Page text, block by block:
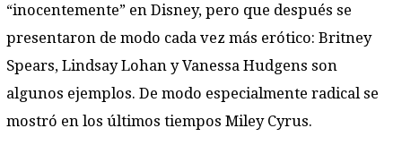
“inocentemente” en Disney, pero que después se
presentaron de modo cada vez más erótico: Britney
Spears, Lindsay Lohan y Vanessa Hudgens son
algunos ejemplos. De modo especialmente radical se
mostró en los últimos tiempos Miley Cyrus.